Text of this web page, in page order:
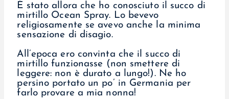
È stato allora che ho conosciuto il succo di
mirtillo Ocean Spray. Lo bevevo
religiosamente se avevo anche la minima
sensazione di disagio.
All’epoca ero convinta che il succo di
mirtillo funzionasse (non smettere di
leggere: non è durato a lungo!). Ne ho
persino portato un po’ in Germania per
farlo provare a mia nonna!